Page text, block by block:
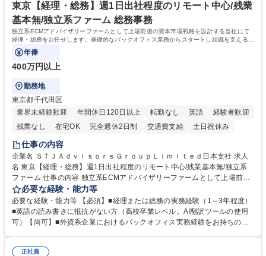
「未来の日常」の創造に向けて持続可能な社会の実現に貢献してまいりま
す。 学歴・資格 学歴：大学院 大学 語学力： 資格：
東京【経理・総務】週1日出社程度のリモート中心/残業
基本無/独立系ファーム 総務事務
独立系ECMアドバイザリーファームとして上場前後の資本市場戦略を設計する当社にて
経理・総務をお任せします。基礎的なバックオフィス業務からスタートし組織を支える専
任担当として広く活躍できる環境です。
年俸
400万円以上
勤務地
東京都千代田区
業界未経験歓迎
年間休日120日以上 転勤なし 英語
経験者歓迎
残業なし
在宅OK 完全週休2日制 交通費支給 土日祝休み
仕事の内容
企業名 ＳＴＪＡｄｖｉｓｏｒｓＧｒｏｕｐＬｉｍｉｔｅｄ日本支社 求人
名 東京【経理・総務】週1日出社程度のリモート中心/残業基本無/独立系
ファーム 仕事の内容 独立系ECMアドバイザリーファームとして上場前後
の資本市場戦略を設計する当社にて経理・総務をお任せします。基礎的な
バックオフィス業務からスタートし組織を支える専任担当として広く活躍
できる環境です。 ■日常経理、月次および年次決算サポート業務 ■本国
（グローバル）との英文メール対応（AI翻訳ツール等を使用しての対応で
業務をお任せします。残業も基本的には発生せず、ご自身のペースで業務
必要な経験・能力等
必要な経験・能力等 【必須】■経理または総務の実務経験（1～3年程度）
■英語の読み書きに抵抗がない方（高校卒業レベル。AI翻訳ツールの使用
可）【尚可】■外資系企業におけるバックオフィス実務経験をお持ちの方
【働き方について】現在は週4日程度の在宅勤務を実施しており、ワーク
正社員